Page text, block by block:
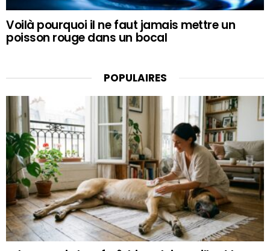
Voilà pourquoi il ne faut jamais mettre un
poisson rouge dans un bocal
POPULAIRES